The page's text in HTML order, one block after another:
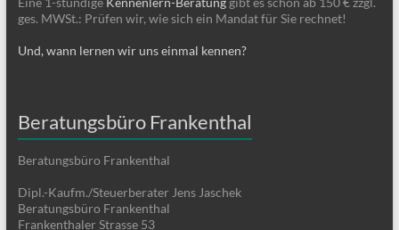
ges. MWSt.: Prüfen wir, wie sich ein Mandat für Sie rechnet!
Und, wann lernen wir uns einmal kennen?
Beratungsbüro Frankenthal
Beratungsbüro Frankenthal
Dipl.-Kaufm./Steuerberater Jens Jaschek
Beratungsbüro Frankenthal
Frankenthaler Strasse 53